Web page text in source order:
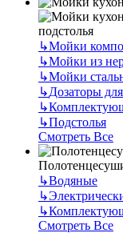
подстолья
↳Мойки
↳Мойки из
↳Мойки
↳Дозаторы
↳
↳Подстолья
Смотреть Все
↳Водяные
↳
↳
Смотреть Все